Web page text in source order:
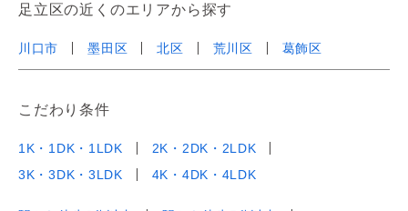
足立区の近くのエリアから探す
川口市 墨田区 北区 荒川区 葛飾区
こだわり条件
1K・1DK・1LDK
2K・2DK・2LDK
3K・3DK・3LDK
4K・4DK・4LDK